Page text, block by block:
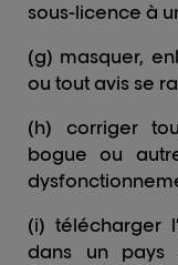
sous-licence à
(g) masquer,
ou tout avis se
(h) corriger
bogue ou
(i) télécharger
dans un pays